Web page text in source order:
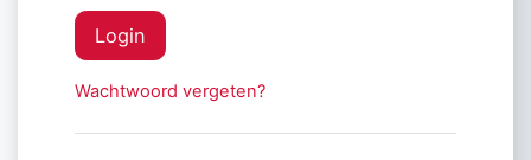
Login
Wachtwoord vergeten?